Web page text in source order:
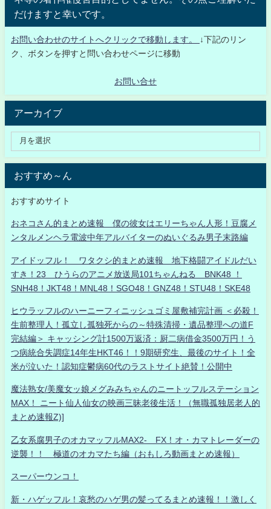
だけますと幸いです。
お問い合わせのサイトへクリックで移動します。
↓下記のリン
ク、ボタンを押すと問い合わせページに移動
お問い合せ
アーカイブ
おすすめ～ん
おすすめサイト
おネコさん的まとめ速報 僕の彼女はエリーちゃん人形！豆腐メ
ンタルメンヘラ電波中年アルバイターのぬいぐるみ男子末路編
アイドッフル！ ワタクシ的まとめ速報 地下格闘アイドルだい
すき！23 ひうらのアニメ放送局101ちゃんねる BNK48 ！
SNH48！JKT48！MNL48！SGO48！GNZ48！STU48！SKE48
ヒウラッフルのハーニーフィニッシュゴミ屋敷補完計画 ＜必殺！
生前整理人！孤立し孤独死からの～特殊清掃・遺品整理への道F
完結編＞ キャッシング計1500万返済：厨二病借金3500万円！う
つ病統合失調症14年生HKT46！！9期研究生、最後のサイト！全
米が泣いた！認知症鬱病60代のラストサイト絶賛！公開中
魔法熟女/美魔女ッ娘メグみみちゃんのニートッフルステーション
MAX！ ニート仙人仙女の映画三昧老後生活！（無職孤独居老人的
まとめ速報Z)]
乙女系腐男子のオカマッフルMAX2- FX！オ・カマトレーダーの
逆襲！！ 極道のオカマたち編（おもしろ動画まとめ速報）
スーパーウンコ！
新・ハゲッフル！哀愁のハゲ男の髪ってるまとめ速報！！激しく